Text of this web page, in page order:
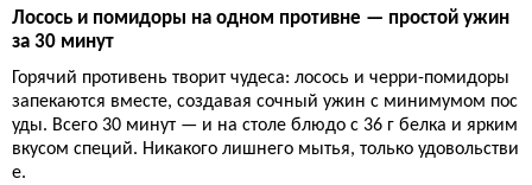
Лосось и помидоры на одном противне — простой ужин
за 30 минут
Горячий противень творит чудеса: лосось и черри-помидоры
запекаются вместе, создавая сочный ужин с минимумом пос
уды. Всего 30 минут — и на столе блюдо с 36 г белка и ярким
вкусом специй. Никакого лишнего мытья, только удовольстви
е.